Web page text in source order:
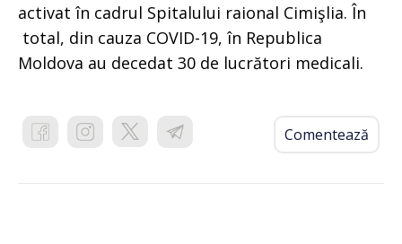
activat în cadrul Spitalului raional Cimişlia. În
total, din cauza COVID-19, în Republica
Moldova au decedat 30 de lucrători medicali.
Comentează